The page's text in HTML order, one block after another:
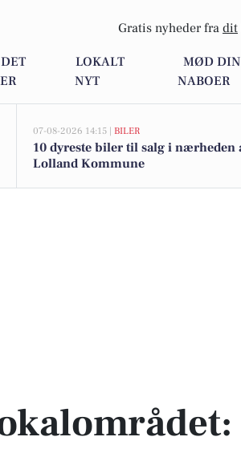
Gratis nyheder fra dit
DET
LOKALT
NYT
MØD
NABOER
07-08-2026 14:15 | BILER
10 dyreste biler til salg i nærheden
Lolland Kommune